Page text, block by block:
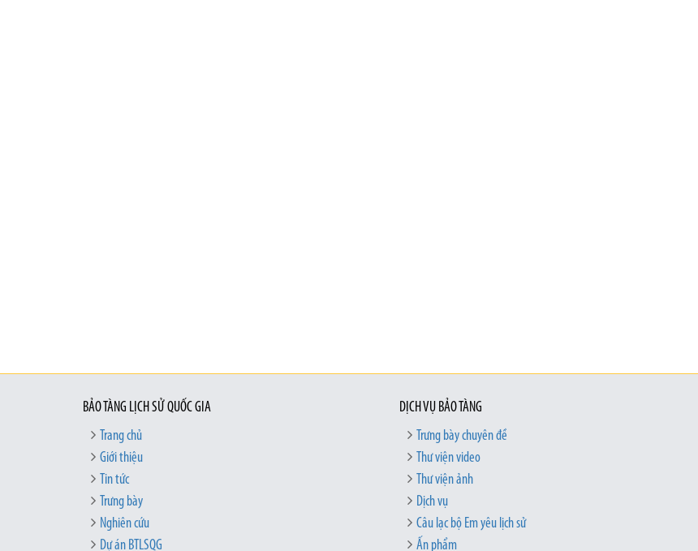
BẢO TÀNG LỊCH SỬ QUỐC GIA
Trang chủ
Giới thiệu
Tin tức
Trưng bày
Nghiên cứu
Dự án BTLSQG
DỊCH VỤ BẢO TÀNG
Trưng bày chuyên đề
Thư viện video
Thư viện ảnh
Dịch vụ
Câu lạc bộ Em yêu lịch sử
Ấn phẩm